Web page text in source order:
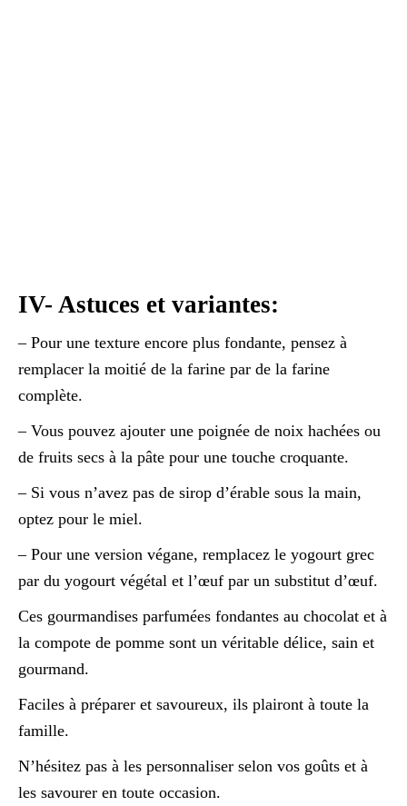
IV- Astuces et variantes:
– Pour une texture encore plus fondante, pensez à
remplacer la moitié de la farine par de la farine
complète.
– Vous pouvez ajouter une poignée de noix hachées ou
de fruits secs à la pâte pour une touche croquante.
– Si vous n’avez pas de sirop d’érable sous la main,
optez pour le miel.
– Pour une version végane, remplacez le yogourt grec
par du yogourt végétal et l’œuf par un substitut d’œuf.
Ces gourmandises parfumées fondantes au chocolat et à
la compote de pomme sont un véritable délice, sain et
gourmand.
Faciles à préparer et savoureux, ils plairont à toute la
famille.
N’hésitez pas à les personnaliser selon vos goûts et à
les savourer en toute occasion.